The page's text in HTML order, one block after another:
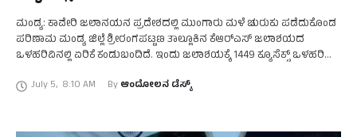
ಮಂಡ್ಯ: ಕಾವೇರಿ ಜಲಾನಯನ ಪ್ರದೇಶದಲ್ಲಿ ಮುಂಗಾರು ಮಳೆ ಚುರುಕು ಪಡೆದುಕೊಂಡ
ಪರಿಣಾಮ ಮಂಡ್ಯ ಜಿಲ್ಲೆ ಶ್ರೀರಂಗಪಟ್ಟಣ ತಾಲ್ಲೂಕಿನ ಕೆಆರ್‌ಎಸ್‌ ಜಲಾಶಯದ
ಒಳಹರಿವಿನಲ್ಲಿ ಏರಿಕೆ ಕಂಡುಬಂದಿದೆ. ಇಂದು ಜಲಾಶಯಕ್ಕೆ 1449 ಕ್ಯೂಸೆಕ್ಸ್‌ ಒಳಹರಿವು
July 5, 8:10 AM By ಆಂದೋಲನ ಡೆಸ್ಕ್